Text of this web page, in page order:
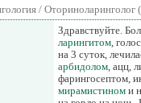
/ Оториноларинголог
Здравствуйте.
ларингитом ,
на 3 суток,
арбидолом , ацц,
фарингосептом,
мирамистином и